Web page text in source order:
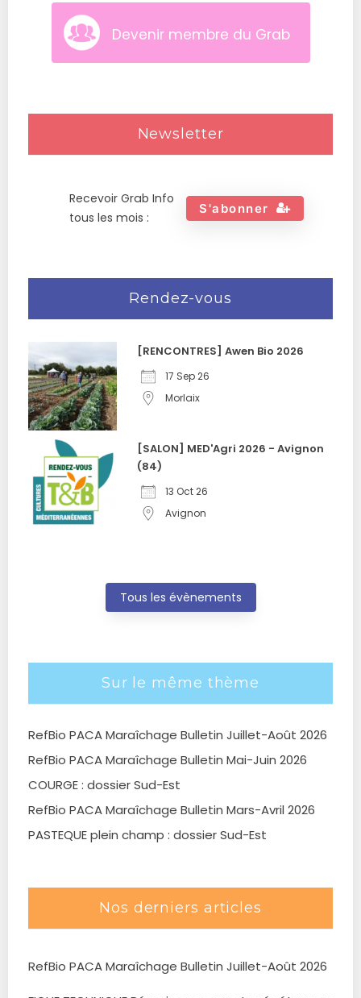
Devenir membre du Grab
Newsletter
Recevoir Grab Info
tous les mois :
S'abonner
Rendez-vous
[RENCONTRES] Awen Bio 2026
17 Sep 26
Morlaix
[SALON] MED'Agri 2026 - Avignon
(84)
13 Oct 26
Avignon
Tous les évènements
Sur le même thème
RefBio PACA Maraîchage Bulletin Juillet-Août 2026
RefBio PACA Maraîchage Bulletin Mai-Juin 2026
COURGE : dossier Sud-Est
RefBio PACA Maraîchage Bulletin Mars-Avril 2026
PASTEQUE plein champ : dossier Sud-Est
Nos derniers articles
RefBio PACA Maraîchage Bulletin Juillet-Août 2026